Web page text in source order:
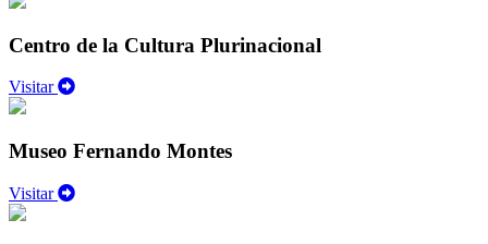
Centro de la Cultura Plurinacional
Visitar
Museo Fernando Montes
Visitar